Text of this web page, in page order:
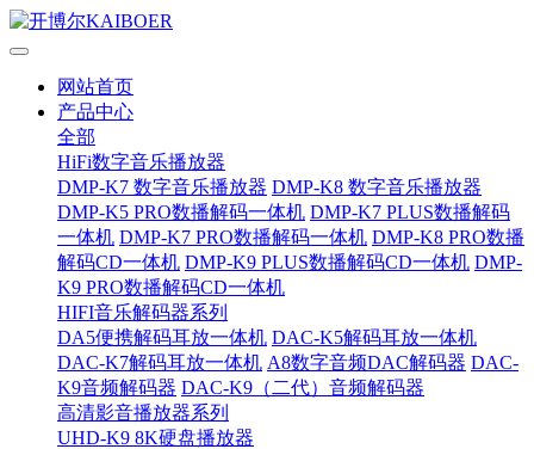
网站首页
产品中心
全部
HiFi数字音乐播放器
DMP-K7 数字音乐播放器 DMP-K8 数字音乐播放器
DMP-K5 PRO数播解码一体机 DMP-K7 PLUS数播解码
一体机 DMP-K7 PRO数播解码一体机 DMP-K8 PRO数播
解码CD一体机 DMP-K9 PLUS数播解码CD一体机 DMP-
K9 PRO数播解码CD一体机
HIFI音乐解码器系列
DA5便携解码耳放一体机 DAC-K5解码耳放一体机
DAC-K7解码耳放一体机 A8数字音频DAC解码器 DAC-
K9音频解码器 DAC-K9（二代）音频解码器
高清影音播放器系列
UHD-K9 8K硬盘播放器